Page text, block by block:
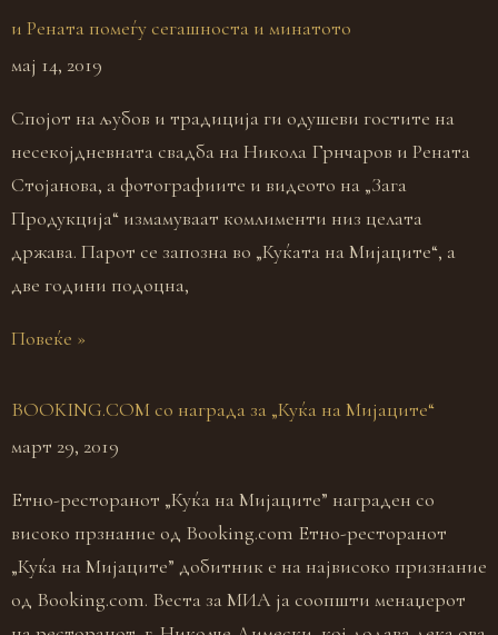
и Рената помеѓу сегашноста и минатото
мај 14, 2019
Спојот на љубов и традиција ги одушеви гостите на
несекојдневната свадба на Никола Грнчаров и Рената
Стојанова, а фотографиите и видеото на „Зага
Продукција“ измамуваат комлименти низ целата
држава. Парот се запозна во „Куќата на Мијаците“, а
две години подоцна,
Повеќе »
BOOKING.COM со награда за „Куќа на Мијаците“
март 29, 2019
Eтно-ресторанот „Куќа на Мијаците” награден со
високо прзнание од Booking.com Eтно-ресторанот
„Куќа на Мијаците” добитник е на највисоко признание
од Booking.com. Веста за МИА ја соопшти менаџерот